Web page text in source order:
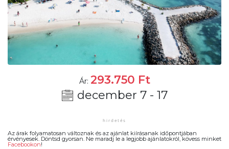
Ár: 293.750 Ft
december 7 - 17
Az árak folyamatosan változnak és az ajánlat kiírásanak időpontjában
érvényesek. Döntsd gyorsan. Ne maradj le a legjobb ajánlatokról, kövess minket
Facebookon!